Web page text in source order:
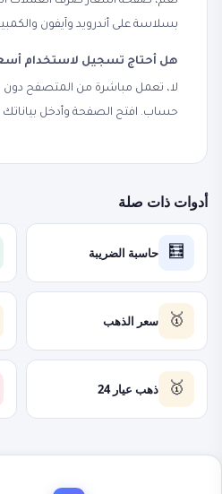
بسلاسة على أندرويد وآيفون
هل أحتاج تسجيل لاستخدام
لا، تعمل مباشرة من المتصفح دون
حساب. افتح الصفحة وأدخل بياناتك
أدوات ذات صلة
🧮 حاسبة الضريبة
🥇 سعر الذهب
🥇 ذهب عيار 24